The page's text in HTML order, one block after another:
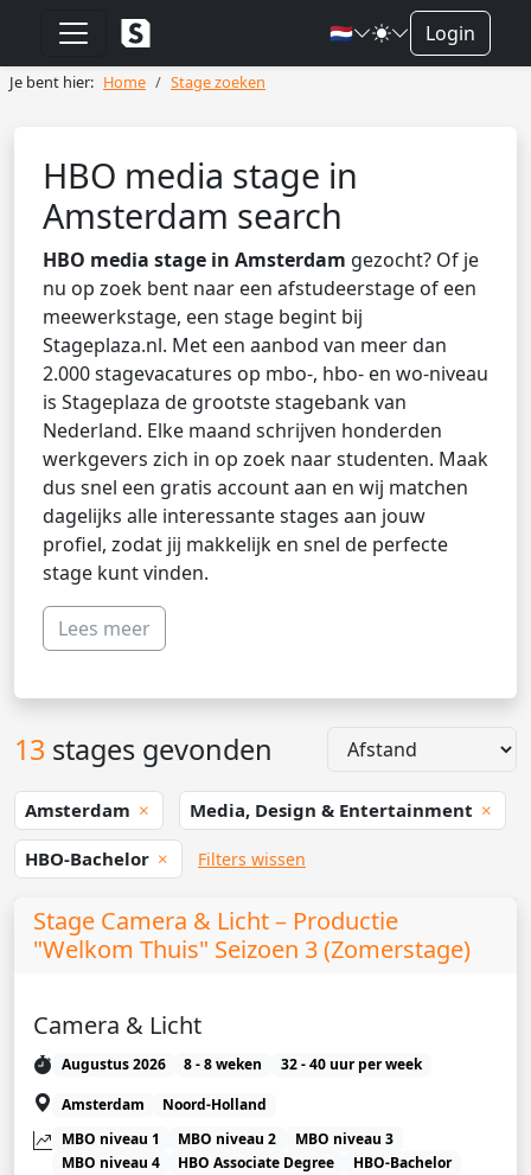
🇳🇱 Login
Je bent hier: Home Stage zoeken
HBO media stage in
Amsterdam search
HBO media stage in Amsterdam gezocht? Of je
nu op zoek bent naar een afstudeerstage of een
meewerkstage, een stage begint bij
Stageplaza.nl. Met een aanbod van meer dan
2.000 stagevacatures op mbo-, hbo- en wo-niveau
is Stageplaza de grootste stagebank van
Nederland. Elke maand schrijven honderden
werkgevers zich in op zoek naar studenten. Maak
dus snel een gratis account aan en wij matchen
dagelijks alle interessante stages aan jouw
profiel, zodat jij makkelijk en snel de perfecte
stage kunt vinden.
Lees meer
13 stages gevonden
Amsterdam Media, Design & Entertainment
HBO-Bachelor Filters wissen
Stage Camera & Licht – Productie
"Welkom Thuis" Seizoen 3 (Zomerstage)
Camera & Licht
Augustus 2026 8 - 8 weken
32 - 40 uur per week
Amsterdam
Noord-Holland
MBO niveau 1
MBO niveau 2
MBO niveau 3
MBO niveau 4
HBO Associate Degree
HBO-Bachelor